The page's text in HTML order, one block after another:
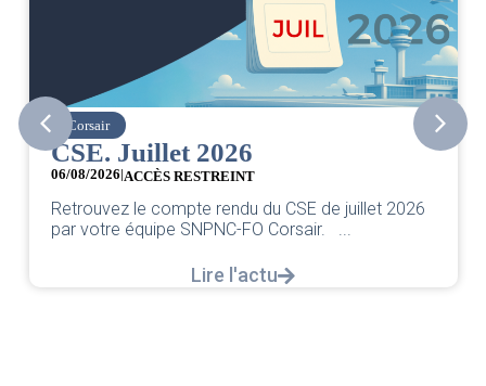
Corsair
CSE. Juillet 2026
06/08/2026|ACCÈS RESTREINT
Retrouvez le compte rendu du CSE de juillet 2026
par votre équipe SNPNC-FO Corsair. ...
Lire l'actu